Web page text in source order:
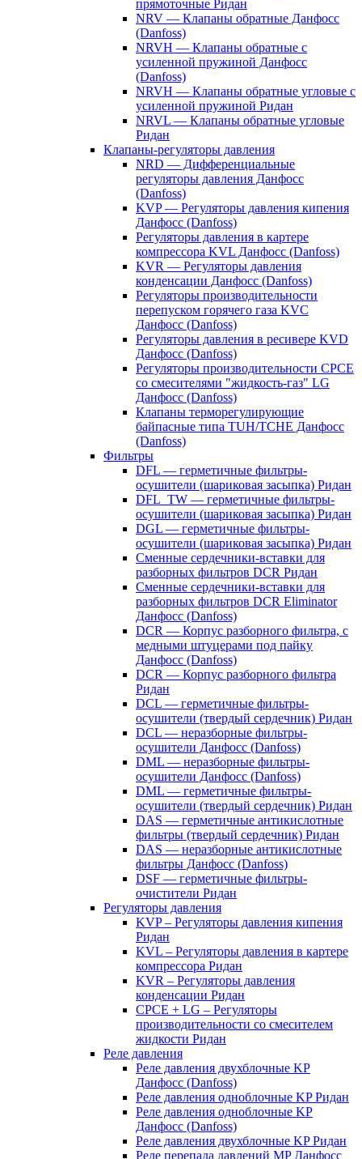
прямоточные Ридан
NRV — Клапаны обратные Данфосс
(Danfoss)
NRVH — Клапаны обратные с
усиленной пружиной Данфосс
(Danfoss)
NRVH — Клапаны обратные угловые с
усиленной пружиной Ридан
NRVL — Клапаны обратные угловые
Ридан
Клапаны-регуляторы давления
NRD — Дифференциальные
регуляторы давления Данфосс
(Danfoss)
KVP — Регуляторы давления кипения
Данфосс (Danfoss)
Регуляторы давления в картере
компрессора KVL Данфосс (Danfoss)
KVR — Регуляторы давления
конденсации Данфосс (Danfoss)
Регуляторы производительности
перепуском горячего газа KVC
Данфосс (Danfoss)
Регуляторы давления в ресивере KVD
Данфосс (Danfoss)
Регуляторы производительности CPCE
со смесителями "жидкость-газ" LG
Данфосс (Danfoss)
Клапаны терморегулирующие
байпасные типа TUH/TCHE Данфосс
(Danfoss)
Фильтры
DFL — герметичные фильтры-
осушители (шариковая засыпка) Ридан
DFL_TW — герметичные фильтры-
осушители (шариковая засыпка) Ридан
DGL — герметичные фильтры-
осушители (шариковая засыпка) Ридан
Сменные сердечники-вставки для
разборных фильтров DCR Ридан
Сменные сердечники-вставки для
разборных фильтров DCR Eliminator
Данфосс (Danfoss)
DCR — Корпус разборного фильтра, с
медными штуцерами под пайку
Данфосс (Danfoss)
DCR — Корпус разборного фильтра
Ридан
DCL — герметичные фильтры-
осушители (твердый сердечник) Ридан
DCL — неразборные фильтры-
осушители Данфосс (Danfoss)
DML — неразборные фильтры-
осушители Данфосс (Danfoss)
DML — герметичные фильтры-
осушители (твердый сердечник) Ридан
DAS — герметичные антикислотные
фильтры (твердый сердечник) Ридан
DAS — неразборные антикислотные
фильтры Данфосс (Danfoss)
DSF — герметичные фильтры-
очистители Ридан
Регуляторы давления
KVP – Регуляторы давления кипения
Ридан
KVL – Регуляторы давления в картере
компрессора Ридан
KVR – Регуляторы давления
конденсации Ридан
CPCE + LG – Регуляторы
производительности со смесителем
жидкости Ридан
Реле давления
Реле давления двухблочные KP
Данфосс (Danfoss)
Реле давления одноблочные KP Ридан
Реле давления одноблочные KP
Данфосс (Danfoss)
Реле давления двухблочные KP Ридан
Реле перепада давлений MP Данфосс